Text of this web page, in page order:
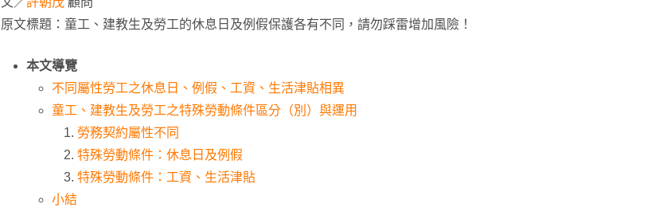
原文標題：童工、建教生及勞工的休息日及例假保護各有不同，請勿踩雷增加風險！
本文導覽
不同屬性勞工之休息日、例假、工資、生活津貼相異
童工、建教生及勞工之特殊勞動條件區分（別）與運用
勞務契約屬性不同
特殊勞動條件：休息日及例假
特殊勞動條件：工資、生活津貼
小結